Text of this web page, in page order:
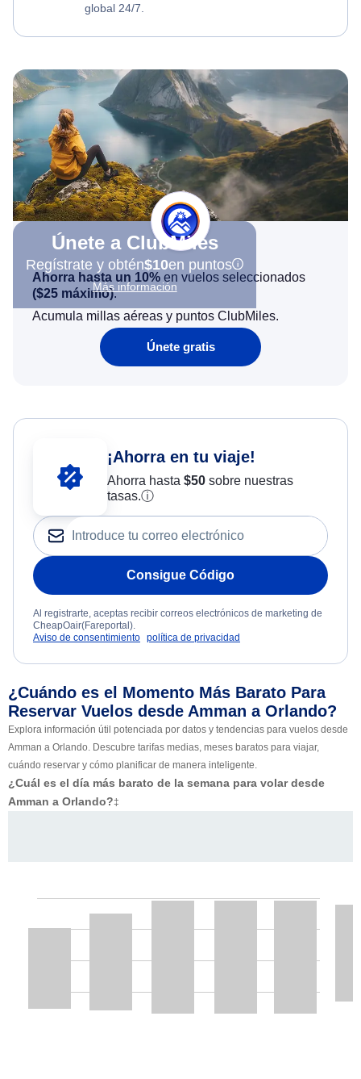
global 24/7.
Únete a ClubMiles
Regístrate y obtén$10en puntos
Más información
Ahorra hasta un 10% en vuelos seleccionados
($25 máximo).
Acumula millas aéreas y puntos ClubMiles.
Únete gratis
¡Ahorra en tu viaje!
Ahorra hasta $50sobre nuestras
tasas.ⓘ
Consigue Código
Al registrarte, aceptas recibir correos electrónicos de marketing de
CheapOair(Fareportal).
Aviso de consentimiento política de privacidad
¿Cuándo es el Momento Más Barato Para
Reservar Vuelos desde Amman a Orlando?
Explora información útil potenciada por datos y tendencias para vuelos desde
Amman a Orlando. Descubre tarifas medias, meses baratos para viajar,
cuándo reservar y cómo planificar de manera inteligente.
¿Cuál es el día más barato de la semana para volar desde
Amman a Orlando?‡